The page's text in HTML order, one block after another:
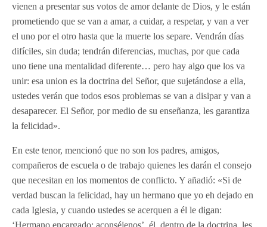
vienen a presentar sus votos de amor delante de Dios, y le están
prometiendo que se van a amar, a cuidar, a respetar, y van a ver
el uno por el otro hasta que la muerte los separe. Vendrán días
difíciles, sin duda; tendrán diferencias, muchas, por que cada
uno tiene una mentalidad diferente… pero hay algo que los va
unir: esa union es la doctrina del Señor, que sujetándose a ella,
ustedes verán que todos esos problemas se van a disipar y van a
desaparecer. El Señor, por medio de su enseñanza, les garantiza
la felicidad».
En este tenor, mencionó que no son los padres, amigos,
compañeros de escuela o de trabajo quienes les darán el consejo
que necesitan en los momentos de conflicto. Y añadió: «Si de
verdad buscan la felicidad, hay un hermano que yo eh dejado en
cada Iglesia, y cuando ustedes se acerquen a él le digan:
‘Hermano encargado: aconséjenos’, él, dentro de la doctrina, les